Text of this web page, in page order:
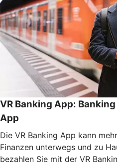
VR Banking App:
App
Die VR Banking App kann
Finanzen unterwegs und zu
bezahlen Sie mit der VR